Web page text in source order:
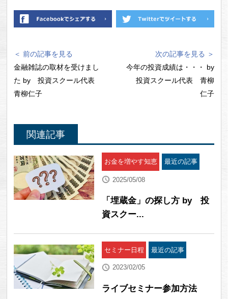
＜ 前の記事を見る
金融雑誌の取材を受けまし
た by 投資スクール代表
青柳仁子
次の記事を見る ＞
今年の投資成績は・・・ by
投資スクール代表 青柳
仁子
関連記事
お金を増やす知恵 最近の記事
2025/05/08
「埋蔵金」の探し方 by 投
資スクー...
セミナー日程 最近の記事
2023/02/05
ライブセミナー参加方法